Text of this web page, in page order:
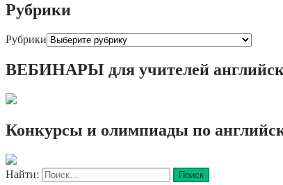
Рубрики
Рубрики
ВЕБИНАРЫ для учителей
Конкурсы и олимпиады по
Найти: